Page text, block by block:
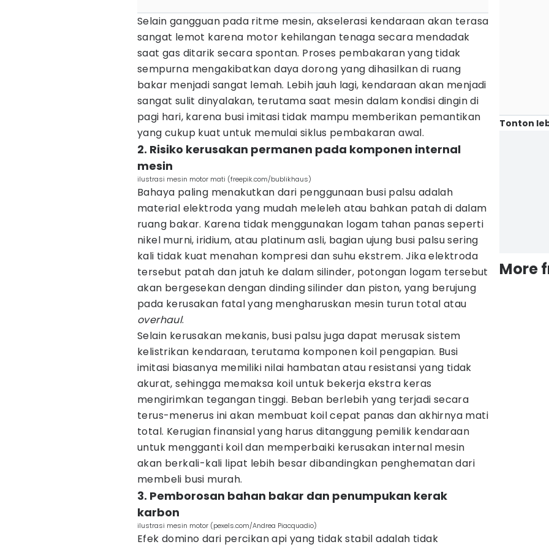
Selain gangguan pada ritme mesin, akselerasi kendaraan akan terasa
sangat lemot karena motor kehilangan tenaga secara mendadak
saat gas ditarik secara spontan. Proses pembakaran yang tidak
sempurna mengakibatkan daya dorong yang dihasilkan di ruang
bakar menjadi sangat lemah. Lebih jauh lagi, kendaraan akan menjadi
sangat sulit dinyalakan, terutama saat mesin dalam kondisi dingin di
pagi hari, karena busi imitasi tidak mampu memberikan pemantikan
yang cukup kuat untuk memulai siklus pembakaran awal.
2. Risiko kerusakan permanen pada komponen internal
mesin
ilustrasi mesin motor mati (freepik.com/bublikhaus)
Bahaya paling menakutkan dari penggunaan busi palsu adalah
material elektroda yang mudah meleleh atau bahkan patah di dalam
ruang bakar. Karena tidak menggunakan logam tahan panas seperti
nikel murni, iridium, atau platinum asli, bagian ujung busi palsu sering
kali tidak kuat menahan kompresi dan suhu ekstrem. Jika elektroda
tersebut patah dan jatuh ke dalam silinder, potongan logam tersebut
akan bergesekan dengan dinding silinder dan piston, yang berujung
pada kerusakan fatal yang mengharuskan mesin turun total atau
overhaul.
Selain kerusakan mekanis, busi palsu juga dapat merusak sistem
kelistrikan kendaraan, terutama komponen koil pengapian. Busi
imitasi biasanya memiliki nilai hambatan atau resistansi yang tidak
akurat, sehingga memaksa koil untuk bekerja ekstra keras
mengirimkan tegangan tinggi. Beban berlebih yang terjadi secara
terus-menerus ini akan membuat koil cepat panas dan akhirnya mati
total. Kerugian finansial yang harus ditanggung pemilik kendaraan
untuk mengganti koil dan memperbaiki kerusakan internal mesin
akan berkali-kali lipat lebih besar dibandingkan penghematan dari
membeli busi murah.
3. Pemborosan bahan bakar dan penumpukan kerak
karbon
ilustrasi mesin motor (pexels.com/Andrea Piacquadio)
Efek domino dari percikan api yang tidak stabil adalah tidak
Tonton
More